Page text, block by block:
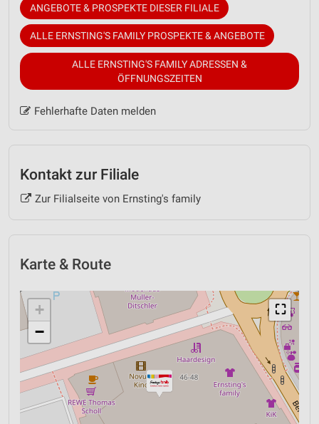
ANGEBOTE & PROSPEKTE DIESER FILIALE
ALLE ERNSTING'S FAMILY PROSPEKTE & ANGEBOTE
ALLE ERNSTING'S FAMILY ADRESSEN &
ÖFFNUNGSZEITEN
Fehlerhafte Daten melden
Kontakt zur Filiale
Zur Filialseite von Ernsting's family
Karte & Route
⛶
+
−